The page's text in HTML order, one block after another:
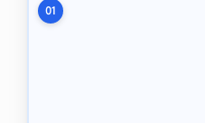
01